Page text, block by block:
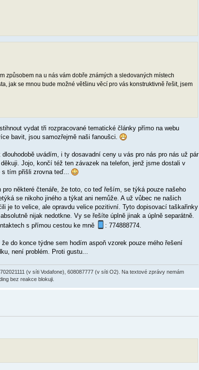
způsobem na u nás vám dobře známých a sledovaných místech
jak se mnou bude možné většinu věcí pro vás konstruktivně řešit, jsem
vydat tři rozpracované tematické články přímo na webu
bavit, jsou samozřejmě naši fanoušci.
uvádím, i ty dosavadní ceny u vás pro nás pro nás už pár
Jojo, končí též ten závazek na telefon, jenž jsme dostali v
tím přišli zrovna teď...
některé čtenáře, že toto, co teď řeším, se týká pouze našeho
se nikoho jiného a týkat ani nemůže. A už vůbec ne našich
je to velice, ale opravdu velice pozitivní. Tyto dopisovací taškařinky
nijak nedotkne. Vy se řešíte úplně jinak a úplně separátně.
s přímou cestou ke mně
: 774888774.
do konce týdne sem hodím aspoň vzorek pouze mého řešení
není problém. Proti gustu...
(v síti Vodafone), 608087777 (v síti O2). Na textové zprávy nemám
bez reakce blokuji.